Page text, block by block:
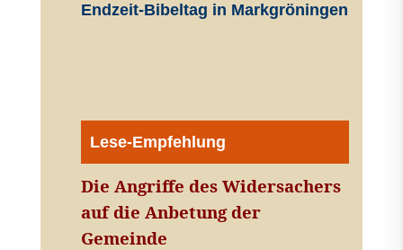
Endzeit-Bibeltag in Markgröningen
Lese-Empfehlung
Die Angriffe des Widersachers
auf die Anbetung der
Gemeinde